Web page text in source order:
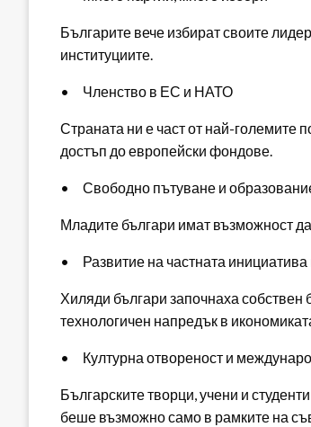
Българите вече избират своите
институциите.
• Членство в ЕС и НАТО
Страната ни е част от най-големите
достъп до европейски фондове.
• Свободно пътуване и
Младите българи имат възможност
• Развитие на частната
Хиляди българи започнаха собствен
технологичен напредък в
• Културна отвореност и
Българските творци, учени и
беше възможно само в рамките на